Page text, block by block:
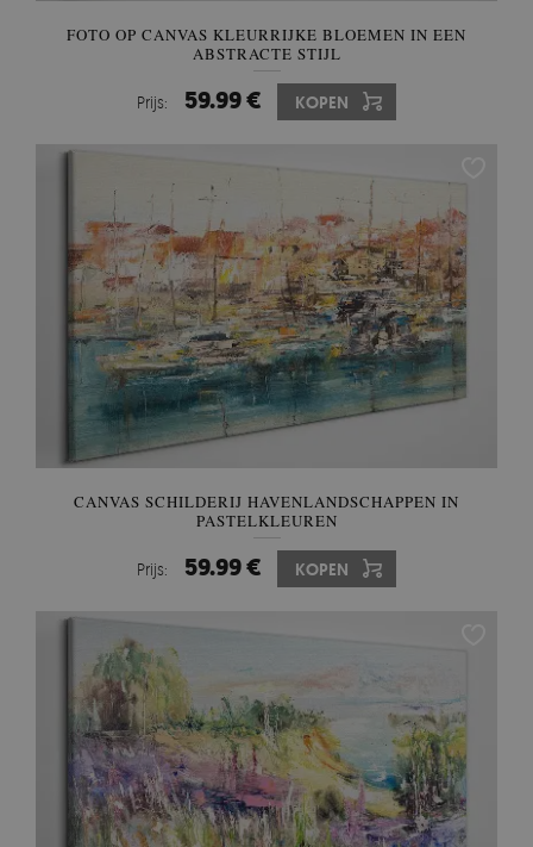
FOTO OP CANVAS KLEURRIJKE BLOEMEN IN EEN
ABSTRACTE STIJL
Prijs: 59.99 € KOPEN
CANVAS SCHILDERIJ HAVENLANDSCHAPPEN IN
PASTELKLEUREN
Prijs: 59.99 € KOPEN